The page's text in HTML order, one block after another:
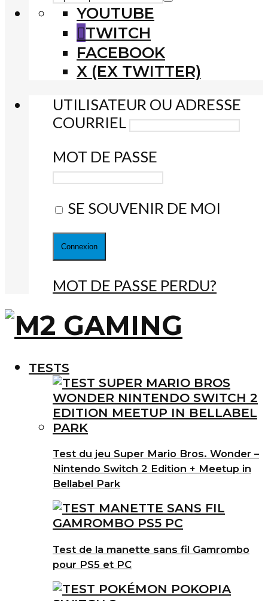
YOUTUBE
TWITCH
FACEBOOK
X (EX TWITTER)
UTILISATEUR OU ADRESSE
COURRIEL
MOT DE PASSE
SE SOUVENIR DE MOI
MOT DE PASSE PERDU?
TESTS
Test du jeu Super Mario Bros. Wonder –
Nintendo Switch 2 Edition + Meetup in
Bellabel Park
Test de la manette sans fil Gamrombo
pour PS5 et PC